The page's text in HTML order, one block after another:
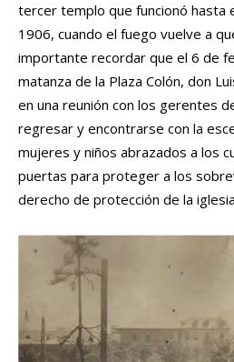
tercer templo que funcionó hasta
1906, cuando el fuego vuelve a
importante recordar que el 6 de
matanza de la Plaza Colón, don
en una reunión con los gerentes
regresar y encontrarse con la
mujeres y niños abrazados a los
puertas para proteger a los
derecho de protección de la